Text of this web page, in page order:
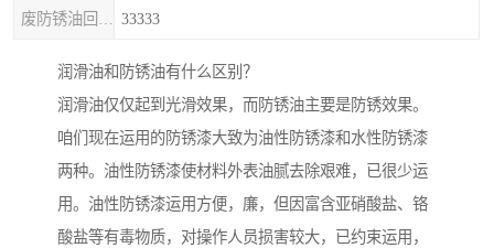
33333
润滑油和防锈油有什么区别？
润滑油仅仅起到光滑效果，而防锈油主要是防锈效果。
咱们现在运用的防锈漆大致为油性防锈漆和水性防锈漆
两种。油性防锈漆使材料外表油腻去除艰难，已很少运
用。油性防锈漆运用方便，廉，但因富含亚硝酸盐、铬
酸盐等有毒物质，对操作人员损害较大，已约束运用，